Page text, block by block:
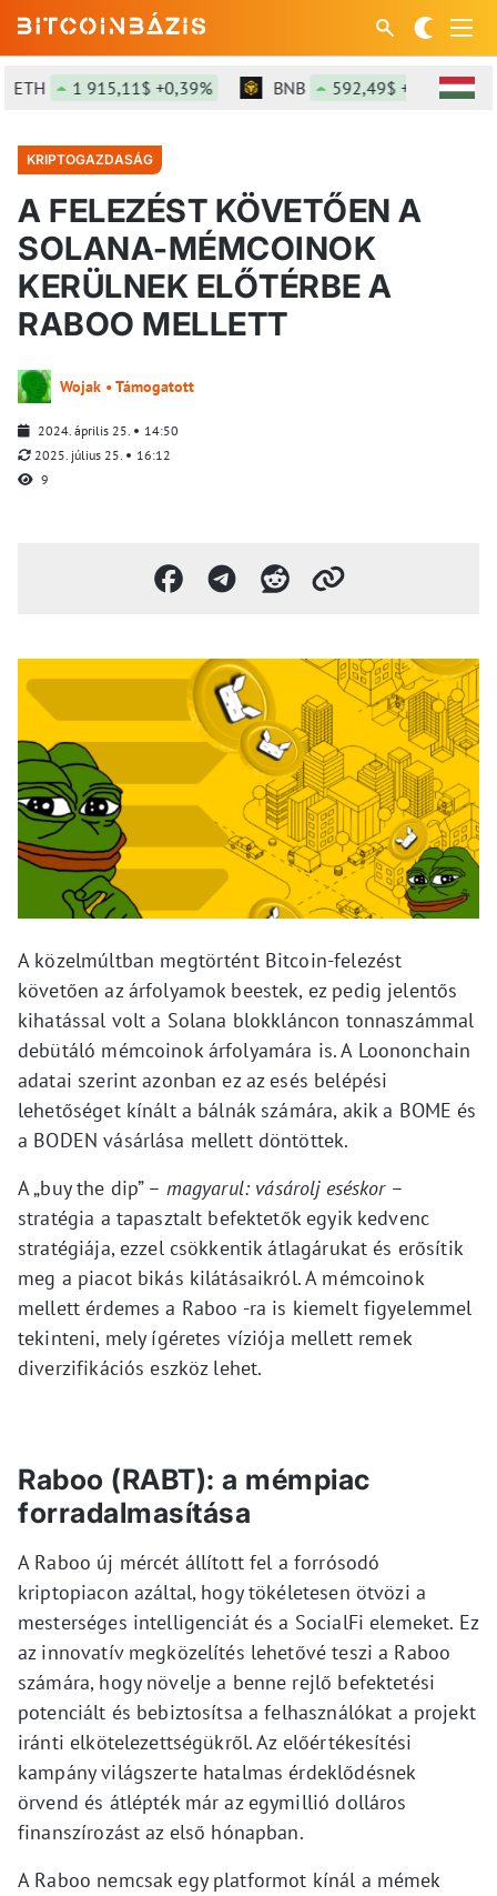
ETH 1 915,11$ +0,39% BNB 592,49$ +0,36%
KRIPTOGAZDASÁG
A FELEZÉST KÖVETŐEN A
SOLANA-MÉMCOINOK
KERÜLNEK ELŐTÉRBE A
RABOO MELLETT
Wojak • Támogatott
2024. április 25.
14:50
2025. július 25.
16:12
9
A közelmúltban megtörtént Bitcoin-felezést
követően az árfolyamok beestek, ez pedig jelentős
kihatással volt a Solana blokkláncon tonnaszámmal
debütáló mémcoinok árfolyamára is. A Loononchain
adatai szerint azonban ez az esés belépési
lehetőséget kínált a bálnák számára, akik a BOME és
a BODEN vásárlása mellett döntöttek.
A „buy the dip” – magyarul: vásárolj eséskor–
stratégia a tapasztalt befektetők egyik kedvenc
stratégiája, ezzel csökkentik átlagárukat és erősítik
meg a piacot bikás kilátásaikról. A mémcoinok
mellett érdemes a Raboo -ra is kiemelt figyelemmel
tekinteni, mely ígéretes víziója mellett remek
diverzifikációs eszköz lehet.
Raboo (RABT): a mémpiac
forradalmasítása
A Raboo új mércét állított fel a forrósodó
kriptopiacon azáltal, hogy tökéletesen ötvözi a
mesterséges intelligenciát és a SocialFi elemeket. Ez
az innovatív megközelítés lehetővé teszi a Raboo
számára, hogy növelje a benne rejlő befektetési
potenciált és bebiztosítsa a felhasználókat a projekt
iránti elkötelezettségükről. Az előértékesítési
kampány világszerte hatalmas érdeklődésnek
örvend és átlépték már az egymillió dolláros
finanszírozást az első hónapban.
A Raboo nemcsak egy platformot kínál a mémek